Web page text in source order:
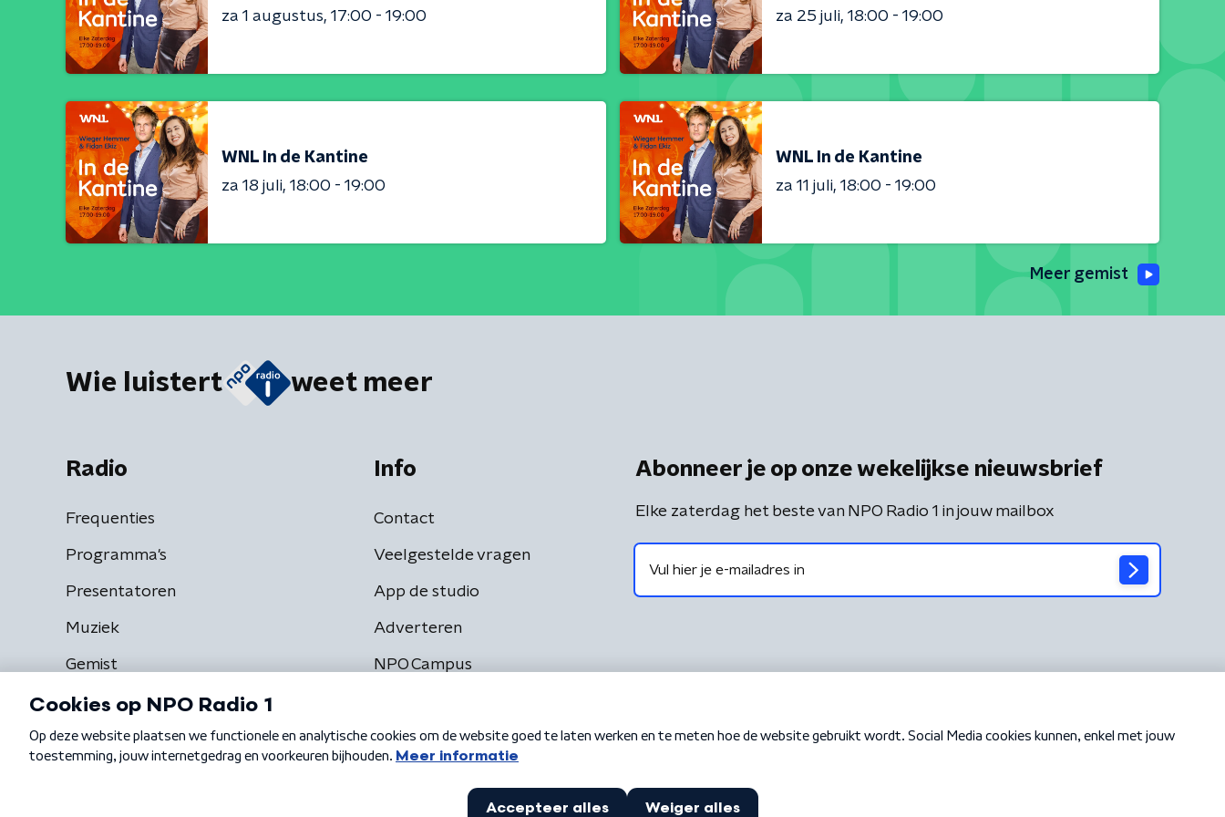
za 1 augustus 17:00 - 19:00 za 25 juli 18:00 - 19:00
WNL In de Kantine
za 18 juli 18:00 - 19:00
WNL In de Kantine
za 11 juli 18:00 - 19:00
Meer gemist
Wie luistert weet meer
Radio
Frequenties
Programma's
Presentatoren
Muziek
Gemist
Info
Contact
Veelgestelde vragen
App de studio
Adverteren
NPO Campus
Abonneer je op onze wekelijkse nieuwsbrief
Elke zaterdag het beste van NPO Radio 1 in jouw mailbox
Algemene voorwaarden Privacybeleid